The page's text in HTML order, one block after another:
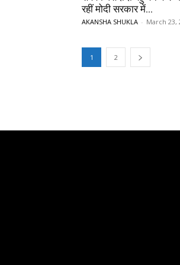
रहीं मोदी सरकार में...
AKANSHA SHUKLA - March 23,
1 2